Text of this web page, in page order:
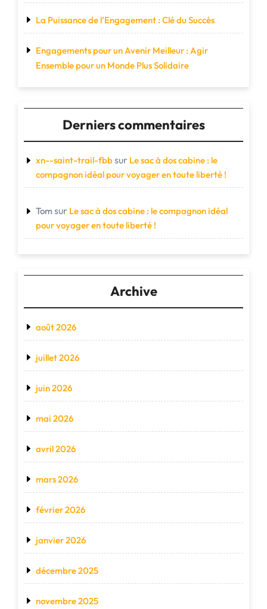
La Puissance de l’Engagement : Clé du Succès
Engagements pour un Avenir Meilleur : Agir
Ensemble pour un Monde Plus Solidaire
Derniers commentaires
xn--saint-trail-fbbsur Le sac à dos cabine : le
compagnon idéal pour voyager en toute liberté !
Tom sur Le sac à dos cabine : le compagnon idéal
pour voyager en toute liberté !
Archive
août 2026
juillet 2026
juin 2026
mai 2026
avril 2026
mars 2026
février 2026
janvier 2026
décembre 2025
novembre 2025